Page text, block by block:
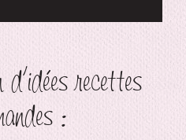
recettes
: